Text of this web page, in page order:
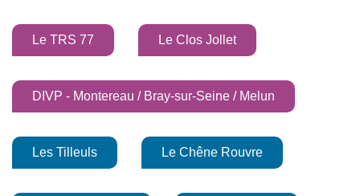
Le TRS 77 Le Clos Jollet
DIVP - Montereau / Bray-sur-Seine / Melun
Les Tilleuls Le Chêne Rouvre